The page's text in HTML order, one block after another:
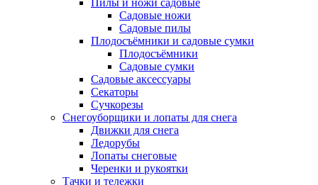
Пилы и ножи садовые
Садовые ножи
Садовые пилы
Плодосъёмники и садовые сумки
Плодосъёмники
Садовые сумки
Садовые аксессуары
Секаторы
Сучкорезы
Снегоуборщики и лопаты для снега
Движки для снега
Ледорубы
Лопаты снеговые
Черенки и рукоятки
Тачки и тележки